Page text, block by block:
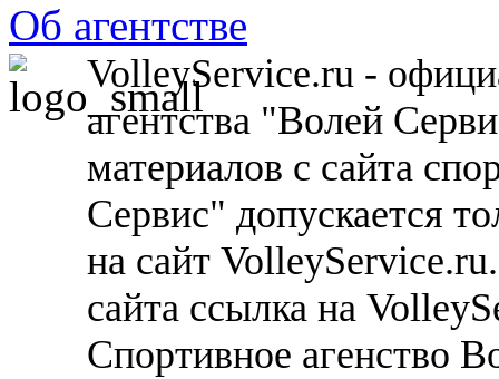
Об агентстве
VolleyService.ru -
агентства "Волей
материалов с сайта
Сервис" допускается
на сайт
сайта ссылка на
Спортивное агенство